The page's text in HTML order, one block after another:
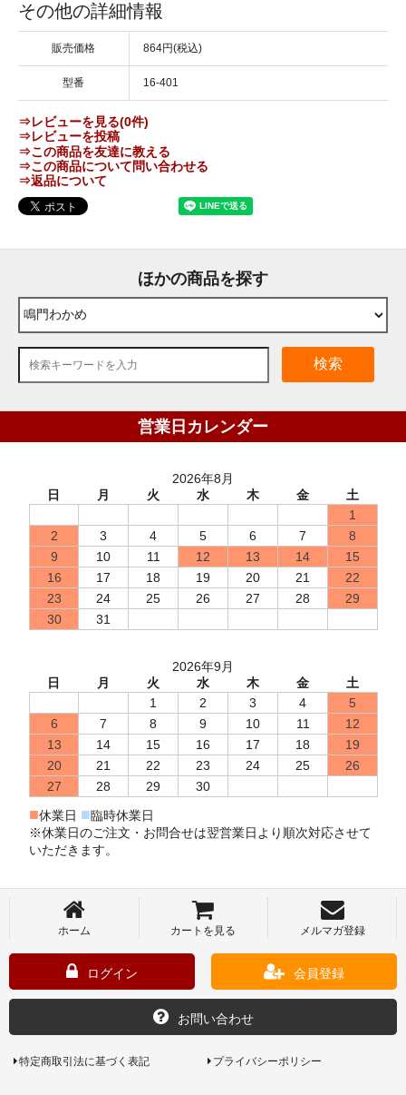
その他の詳細情報
販売価格 864円(税込)
型番 16-401
⇒レビューを見る(0件)
⇒レビューを投稿
⇒この商品を友達に教える
⇒この商品について問い合わせる
⇒返品について
ほかの商品を探す
検索
営業日カレンダー
2026年8月
日
月 火 水 木 金
土
1
2
3 4 5 6 7
8
9
10 11 12 13 14
15
16
17 18 19 20 21
22
23
24 25 26 27 28
29
30
31
2026年9月
日
月 火 水 木 金
土
1
2 3 4
5
6
7 8 9 10 11
12
13
14 15 16 17 18
19
20
21 22 23 24 25
26
27
28 29 30
■休業日 ■臨時休業日
※休業日のご注文・お問合せは翌営業日より順次対応させて
いただきます。
ホーム カートを見る メルマガ登録
ログイン 会員登録
お問い合わせ
特定商取引法に基づく表記 プライバシーポリシー